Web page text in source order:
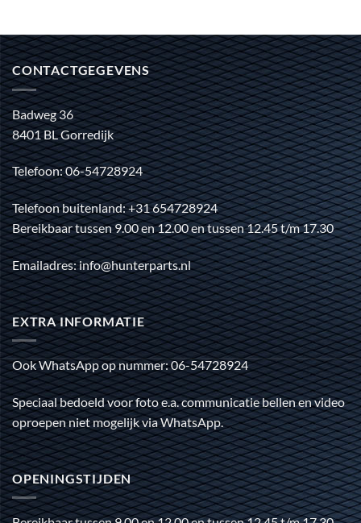
CONTACTGEGEVENS
Badweg 36
8401 BL Gorredijk
Telefoon: 06-54728924
Telefoon buitenland: +31 654728924
Bereikbaar tussen 9.00 en 12.00 en tussen 12.45 t/m 17.30
Emailadres: info@hunterparts.nl
EXTRA INFORMATIE
Ook WhatsApp op nummer: 06-54728924
Speciaal bedoeld voor foto e.a. communicatie bellen en video
oproepen niet mogelijk via WhatsApp.
OPENINGSTIJDEN